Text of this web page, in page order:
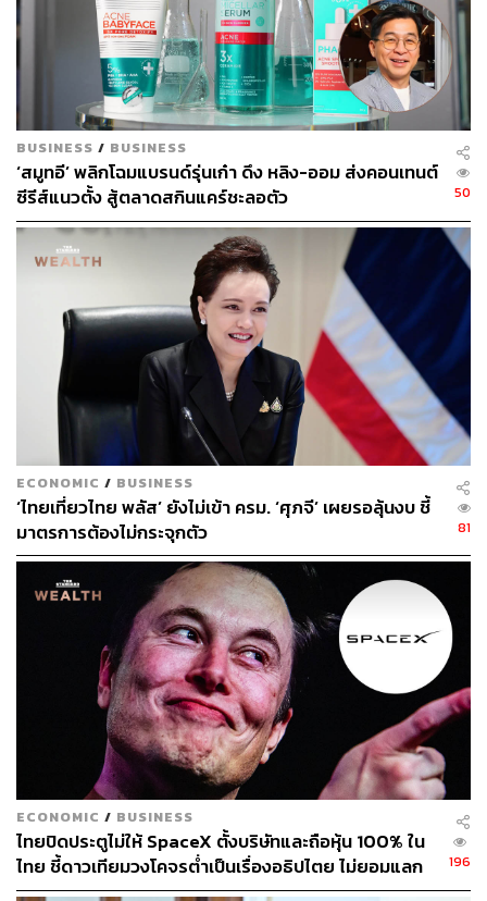
224
ABOUT THE AUTHOR
THE STANDARD TEAM
กองบรรณาธิการ THE STANDARD
BUSINESS / BUSINESS
‘สมูทอี’ พลิกโฉมแบรนด์รุ่นเก๋า ดึง หลิง-ออม ส่งคอนเทนต์
ซีรีส์แนวตั้ง สู้ตลาดสกินแคร์ชะลอตัว
50
ECONOMIC / BUSINESS
‘ไทยเที่ยวไทย พลัส’ ยังไม่เข้า ครม. ‘ศุภจี’ เผยรอลุ้นงบ ชี้
มาตรการต้องไม่กระจุกตัว
81
ECONOMIC / BUSINESS
ไทยปิดประตูไม่ให้ SpaceX ตั้งบริษัทและถือหุ้น 100% ใน
ไทย ชี้ดาวเทียมวงโคจรต่ำเป็นเรื่องอธิปไตย ไม่ยอมแลก
ในโต๊ะเจรจาการค้า
196